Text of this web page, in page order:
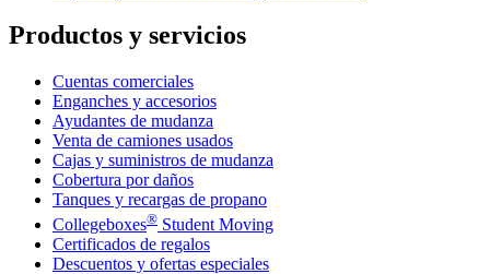
Productos y servicios
Cuentas comerciales
Enganches y accesorios
Ayudantes de mudanza
Venta de camiones usados
Cajas y suministros de mudanza
Cobertura por daños
Tanques y recargas de propano
Collegeboxes® Student Moving
Certificados de regalos
Descuentos y ofertas especiales